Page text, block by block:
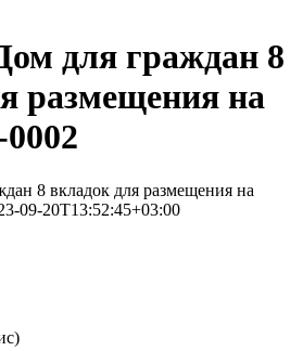
для граждан 8
размещения на
8 вкладок для размещения на
09-20T13:52:45+03:00